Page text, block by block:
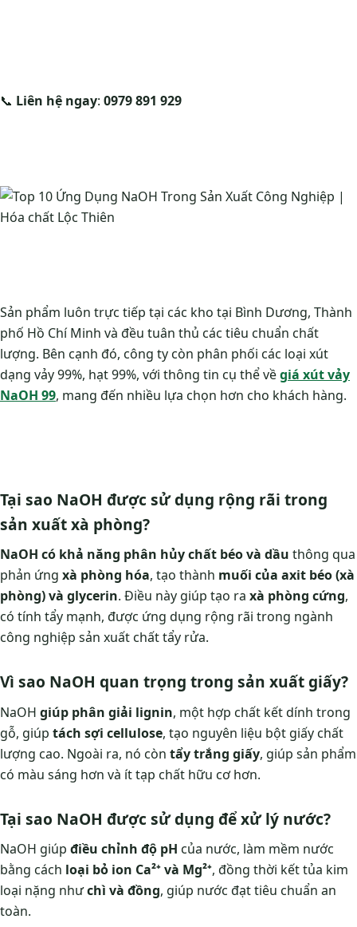
📞 Liên hệ ngay: 0979 891 929
Sản phẩm luôn trực tiếp tại các kho tại Bình Dương, Thành
phố Hồ Chí Minh và đều tuân thủ các tiêu chuẩn chất
lượng. Bên cạnh đó, công ty còn phân phối các loại xút
dạng vảy 99%, hạt 99%, với thông tin cụ thể vềgiá xút vảy
NaOH 99, mang đến nhiều lựa chọn hơn cho khách hàng.
Tại sao NaOH được sử dụng rộng rãi trong
sản xuất xà phòng?
NaOH có khả năng phân hủy chất béo và dầu thông qua
phản ứng xà phòng hóa, tạo thành muối của axit béo (xà
phòng) và glycerin. Điều này giúp tạo ra xà phòng cứng,
có tính tẩy mạnh, được ứng dụng rộng rãi trong ngành
công nghiệp sản xuất chất tẩy rửa.
Vì sao NaOH quan trọng trong sản xuất giấy?
NaOH giúp phân giải lignin, một hợp chất kết dính trong
gỗ, giúp tách sợi cellulose, tạo nguyên liệu bột giấy chất
lượng cao. Ngoài ra, nó còn tẩy trắng giấy, giúp sản phẩm
có màu sáng hơn và ít tạp chất hữu cơ hơn.
Tại sao NaOH được sử dụng để xử lý nước?
NaOH giúp điều chỉnh độ pH của nước, làm mềm nước
bằng cách loại bỏ ion Ca²⁺ và Mg²⁺, đồng thời kết tủa kim
loại nặng nhưchì và đồng, giúp nước đạt tiêu chuẩn an
toàn.